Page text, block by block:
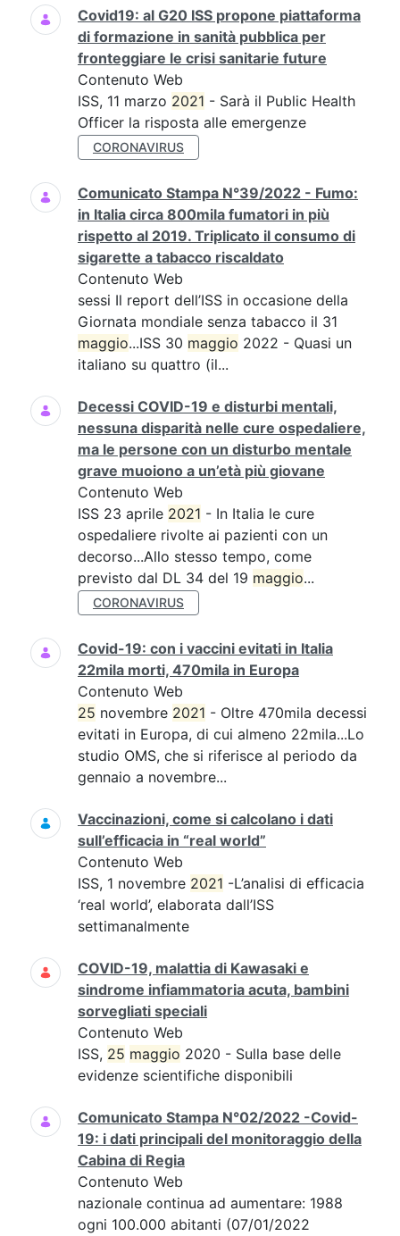
Covid19: al G20 ISS propone piattaforma
di formazione in sanità pubblica per
fronteggiare le crisi sanitarie future
Contenuto Web
ISS, 11 marzo 2021 - Sarà il Public Health
Officer la risposta alle emergenze
CORONAVIRUS
Comunicato Stampa N°39/2022 - Fumo:
in Italia circa 800mila fumatori in più
rispetto al 2019. Triplicato il consumo di
sigarette a tabacco riscaldato
Contenuto Web
sessi Il report dell’ISS in occasione della
Giornata mondiale senza tabacco il 31
maggio...ISS 30 maggio 2022 - Quasi un
italiano su quattro (il...
Decessi COVID-19 e disturbi mentali,
nessuna disparità nelle cure ospedaliere,
ma le persone con un disturbo mentale
grave muoiono a un’età più giovane
Contenuto Web
ISS 23 aprile 2021 - In Italia le cure
ospedaliere rivolte ai pazienti con un
decorso...Allo stesso tempo, come
previsto dal DL 34 del 19 maggio...
CORONAVIRUS
Covid-19: con i vaccini evitati in Italia
22mila morti, 470mila in Europa
Contenuto Web
25 novembre 2021 - Oltre 470mila decessi
evitati in Europa, di cui almeno 22mila...Lo
studio OMS, che si riferisce al periodo da
gennaio a novembre...
Vaccinazioni, come si calcolano i dati
sull’efficacia in “real world”
Contenuto Web
ISS, 1 novembre 2021 -L’analisi di efficacia
‘real world’, elaborata dall’ISS
settimanalmente
COVID-19, malattia di Kawasaki e
sindrome infiammatoria acuta, bambini
sorvegliati speciali
Contenuto Web
ISS, 25 maggio 2020 - Sulla base delle
evidenze scientifiche disponibili
Comunicato Stampa N°02/2022 -Covid-
19: i dati principali del monitoraggio della
Cabina di Regia
Contenuto Web
nazionale continua ad aumentare: 1988
ogni 100.000 abitanti (07/01/2022